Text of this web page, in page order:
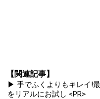
【関連記事】
▶ 手でふくよりもキレイ!
をリアルにお試し <PR>